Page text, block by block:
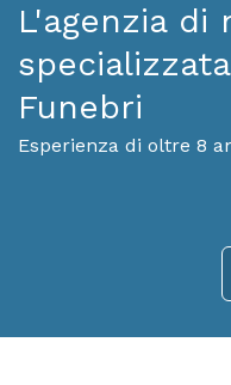
L'agenzia di
Funebri
Esperienza di oltre 8